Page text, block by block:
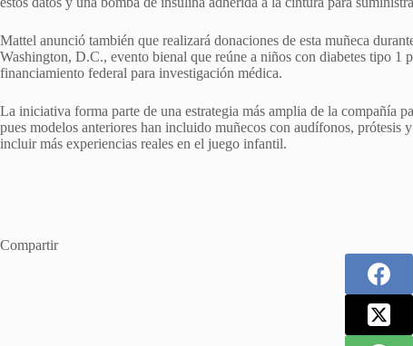
Mattel anunció también que realizará donaciones de esta muñeca
Washington, D.C., evento bienal que reúne a niños con diabetes tipo
financiamiento federal para investigación médica.
La iniciativa forma parte de una estrategia más amplia de la compañía
pues modelos anteriores han incluido muñecos con audífonos,
incluir más experiencias reales en el juego infantil.
Compartir